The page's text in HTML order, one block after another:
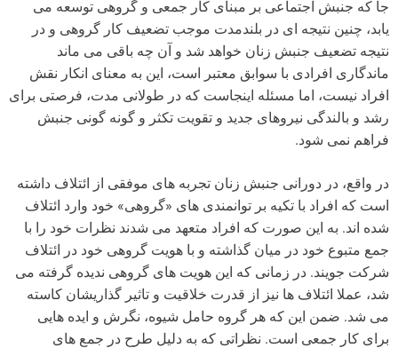
جا که جنبش اجتماعی بر مبنای کار جمعی و گروهی توسعه می
یابد، چنین نتیجه ای در بلندمدت موجب تضعیف کار گروهی و در
نتیجه تضعیف جنبش زنان خواهد شد و آن چه باقی می ماند
ماندگاری افرادی با سوابق معتبر است، این به معنای انکار نقش
افراد نیست، اما مسئله اینجاست که در طولانی مدت، فرصتی برای
رشد و بالندگی نیروهای جدید و تقویت تکثر و گونه گونی جنبش
فراهم نمی شود.
در واقع، در دورانی جنبش زنان تجربه های موفقی از ائتلاف داشته
است که افراد با تکیه بر توانمندی های «گروهی» خود وارد ائتلاف
شده اند. به این صورت که افراد متعهد می شدند نظرات خود را با
جمع متبوع خود در میان گذاشته و با هویت گروهی خود در ائتلاف
شرکت جویند. در زمانی که این هویت های گروهی ندیده گرفته می
شد، عملا ائتلاف ها نیز از قدرت خلاقیت و تاثیر گذاریشان کاسته
می شد. ضمن این که هر گروه حامل شیوه، نگرش و ایده هایی
برای کار جمعی است. نظراتی که به دلیل طرح در جمع های